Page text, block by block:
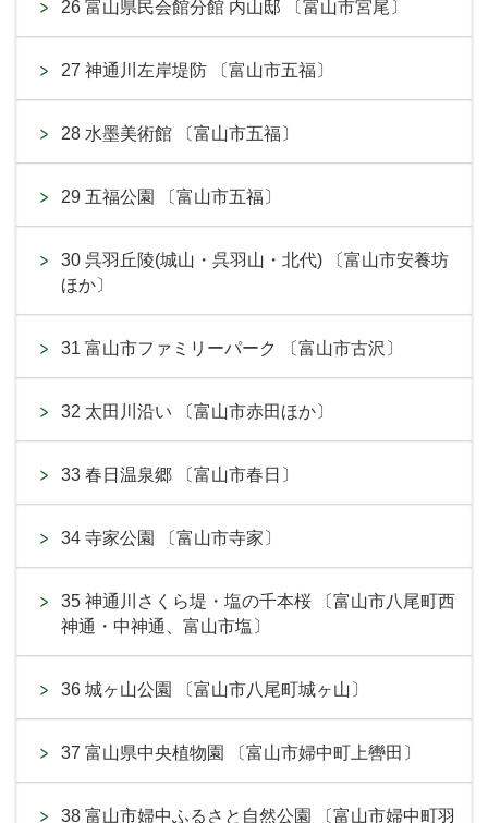
26 富山県民会館分館 内山邸 〔富山市宮尾〕
27 神通川左岸堤防 〔富山市五福〕
28 水墨美術館 〔富山市五福〕
29 五福公園 〔富山市五福〕
30 呉羽丘陵(城山・呉羽山・北代) 〔富山市安養坊
ほか〕
31 富山市ファミリーパーク 〔富山市古沢〕
32 太田川沿い 〔富山市赤田ほか〕
33 春日温泉郷 〔富山市春日〕
34 寺家公園 〔富山市寺家〕
35 神通川さくら堤・塩の千本桜 〔富山市八尾町西
神通・中神通、富山市塩〕
36 城ヶ山公園 〔富山市八尾町城ヶ山〕
37 富山県中央植物園 〔富山市婦中町上轡田〕
38 富山市婦中ふるさと自然公園 〔富山市婦中町羽